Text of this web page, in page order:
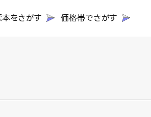
をさがす 価格帯でさがす